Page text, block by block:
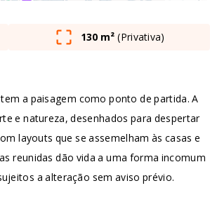
130 m² (Privativa)
a paisagem como ponto de partida. A
e natureza, desenhados para despertar
layouts que se assemelham às casas e
reunidas dão vida a uma forma incomum
a alteração sem aviso prévio.